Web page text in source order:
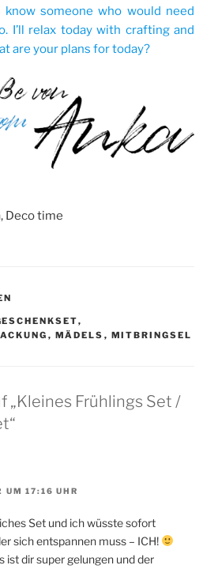
someone who would need
I’ll relax today with crafting and
are your plans for today?
Deco time
,
, MÄDELS , MITBRINGSEL
„Kleines Frühlings Set /
17:16 UHR
Set und ich wüsste sofort
sich entspannen muss – ICH!
ist dir super gelungen und der